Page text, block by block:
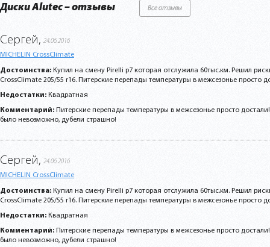
Диски Alutec – отзывы Все отзывы
Сергей, 24.06.2016
MICHELIN CrossClimate
Достоинства: Купил на смену Pirelli p7 которая отслужила 60тыс.км. Решил
CrossClimate 205/55 r16. Питерские перепады температуры в межсезонье просто
Недостатки: Квадратная
Комментарий: Питерские перепады температуры в межсезонье просто
было невозможно, дубели страшно!
Сергей, 24.06.2016
MICHELIN CrossClimate
Достоинства: Купил на смену Pirelli p7 которая отслужила 60тыс.км. Решил
CrossClimate 205/55 r16. Питерские перепады температуры в межсезонье просто
Недостатки: Квадратная
Комментарий: Питерские перепады температуры в межсезонье просто
было невозможно, дубели страшно!